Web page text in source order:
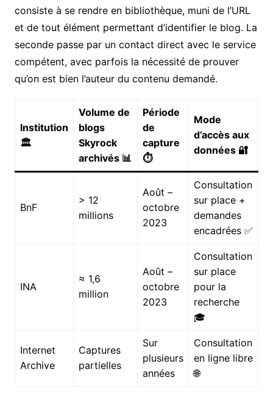
consiste à se rendre en bibliothèque, muni de l’URL
et de tout élément permettant d’identifier le blog. La
seconde passe par un contact direct avec le service
compétent, avec parfois la nécessité de prouver
qu’on est bien l’auteur du contenu demandé.
Institution
🏛️
Volume de
blogs
Skyrock
archivés 📊
Période
de
capture
⏱️
Mode
d’accès aux
données 🔐
BnF
> 12
millions
Août –
octobre
2023
Consultation
sur place +
demandes
encadrées ✅
INA
≈ 1,6
million
Août –
octobre
2023
Consultation
sur place
pour la
recherche
🎓
Internet
Archive
Captures
partielles
Sur
plusieurs
années
Consultation
en ligne libre
🌐